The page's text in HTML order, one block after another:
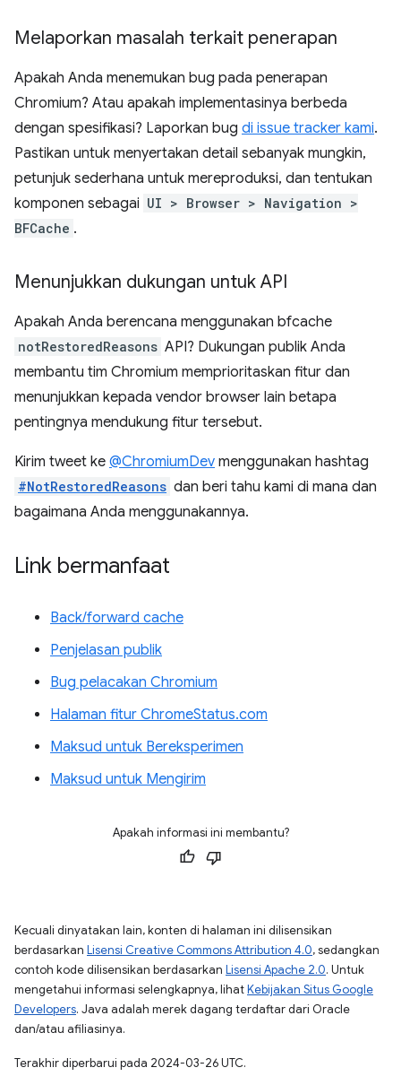
Melaporkan masalah terkait penerapan
Apakah Anda menemukan bug pada penerapan
Chromium? Atau apakah implementasinya berbeda
dengan spesifikasi? Laporkan bug di issue tracker kami.
Pastikan untuk menyertakan detail sebanyak mungkin,
petunjuk sederhana untuk mereproduksi, dan tentukan
komponen sebagai UI > Browser > Navigation >
BFCache .
Menunjukkan dukungan untuk API
Apakah Anda berencana menggunakan bfcache
notRestoredReasons API? Dukungan publik Anda
membantu tim Chromium memprioritaskan fitur dan
menunjukkan kepada vendor browser lain betapa
pentingnya mendukung fitur tersebut.
Kirim tweet ke @ChromiumDev menggunakan hashtag
#NotRestoredReasons dan beri tahu kami di mana dan
bagaimana Anda menggunakannya.
Link bermanfaat
Back/forward cache
Penjelasan publik
Bug pelacakan Chromium
Halaman fitur ChromeStatus.com
Maksud untuk Bereksperimen
Maksud untuk Mengirim
Apakah informasi ini membantu?
Kecuali dinyatakan lain, konten di halaman ini dilisensikan
berdasarkan Lisensi Creative Commons Attribution 4.0, sedangkan
contoh kode dilisensikan berdasarkan Lisensi Apache 2.0. Untuk
mengetahui informasi selengkapnya, lihatKebijakan Situs Google
Developers. Java adalah merek dagang terdaftar dari Oracle
dan/atau afiliasinya.
Terakhir diperbarui pada 2024-03-26 UTC.